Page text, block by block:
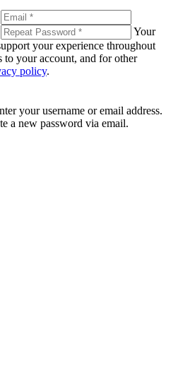
Your
your experience throughout
to your account, and for other
policy.
your username or email address.
a new password via email.